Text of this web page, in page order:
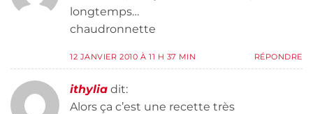
longtemps…
chaudronnette
12 JANVIER 2010 À 11 H 37 MIN RÉPONDRE
ithylia dit:
Alors ça c’est une recette très